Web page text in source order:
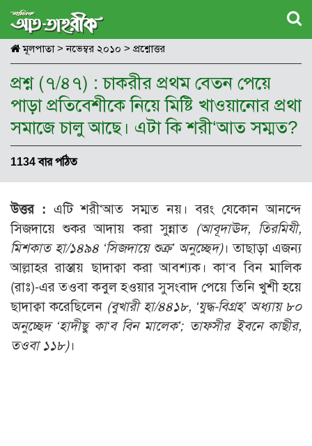
মূলপাতা> নভেম্বর ২০১০ > প্রশ্নোত্তর
প্রশ্ন (৭/৪৭) : চাকরীর প্রথম বেতন পেয়ে
পাড়া প্রতিবেশীকে নিয়ে মিষ্টি খাওয়ানোর প্রথা
সমাজে চালু আছে। এটা কি শরী‘আত সম্মত?
1134 বার পঠিত
উত্তর : এটি শরী‘আত সম্মত নয়। বরং যেকোন আনন্দে
সিজদায়ে শুকর আদায় করা সুন্নাত (আবূদাঊদ, তিরমিযী,
মিশকাত হা/১৪৯৪ ‘সিজদায়ে শুক্র’ অনুচ্ছেদ)। তাছাড়া এজন্য
আল্লাহর রাস্তায় ছাদাক্বা করা আবশ্যক। কা‘ব বিন মালিক
(রাঃ)-এর তওবা কবুল হওয়ার সুসংবাদ পেয়ে তিনি খুশী হয়ে
ছাদাক্বা করেছিলেন (বুখারী হা/৪৪১৮, ‘যুদ্ধ-বিগ্রহ’ অধ্যায় ৮০
অনুচ্ছেদ ‘হাদীছু কা‘ব বিন মালেক’; তাফসীর ইবনে কাছীর,
তওবা ১১৮)।